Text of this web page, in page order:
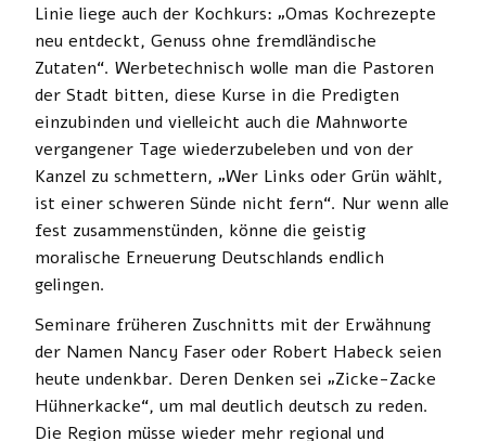
Linie liege auch der Kochkurs: „Omas Kochrezepte
neu entdeckt, Genuss ohne fremdländische
Zutaten“. Werbetechnisch wolle man die Pastoren
der Stadt bitten, diese Kurse in die Predigten
einzubinden und vielleicht auch die Mahnworte
vergangener Tage wiederzubeleben und von der
Kanzel zu schmettern, „Wer Links oder Grün wählt,
ist einer schweren Sünde nicht fern“. Nur wenn alle
fest zusammenstünden, könne die geistig
moralische Erneuerung Deutschlands endlich
gelingen.
Seminare früheren Zuschnitts mit der Erwähnung
der Namen Nancy Faser oder Robert Habeck seien
heute undenkbar. Deren Denken sei „Zicke-Zacke
Hühnerkacke“, um mal deutlich deutsch zu reden.
Die Region müsse wieder mehr regional und